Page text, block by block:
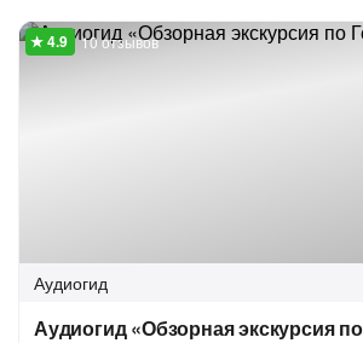
10 отзывов
Аудиогид
Аудиогид «Обзорная экскурсия